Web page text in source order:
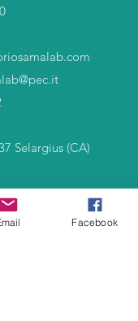
Selargius (CA)
Facebook